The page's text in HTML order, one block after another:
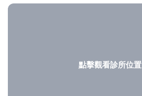
點擊觀看診所位置